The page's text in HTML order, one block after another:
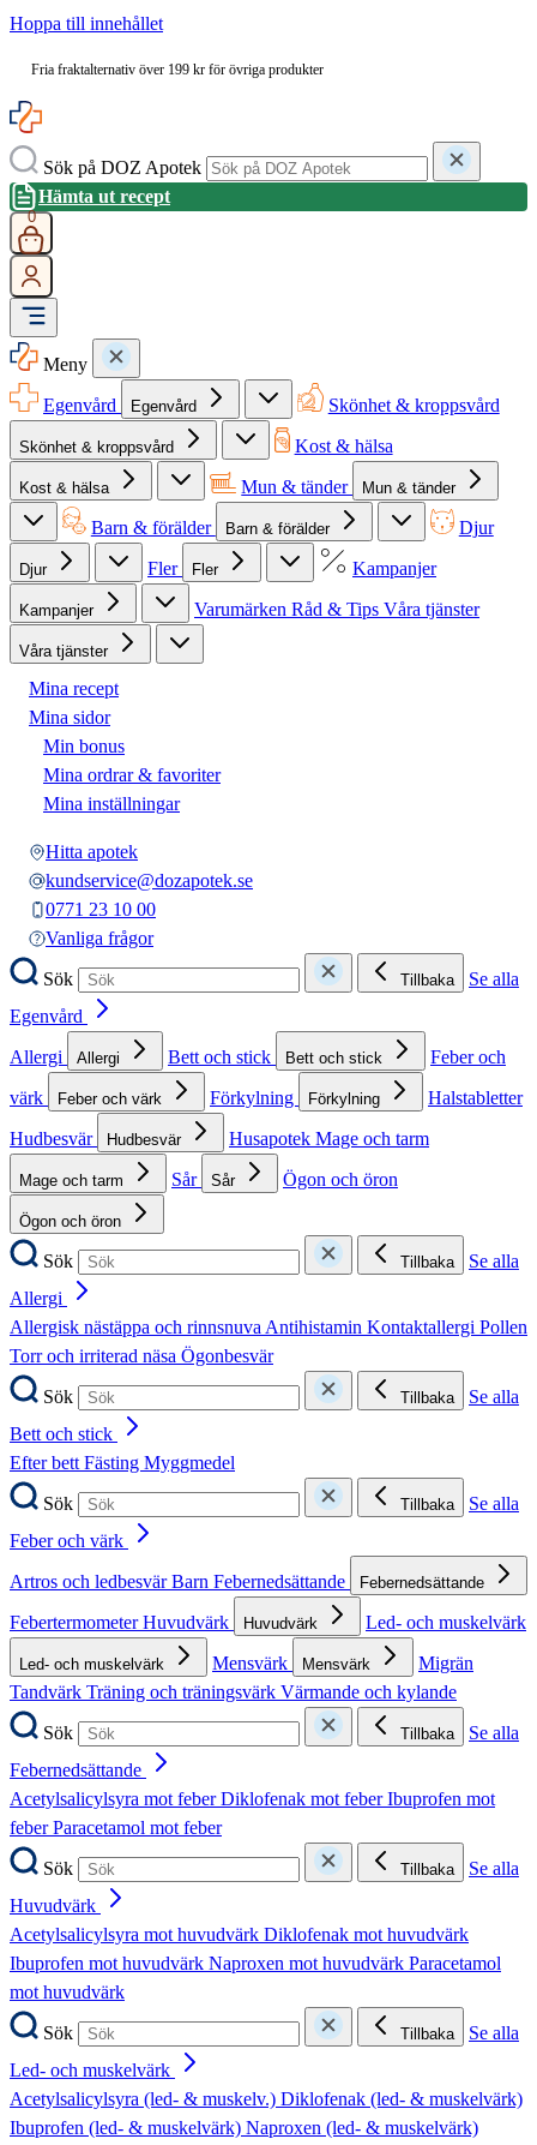
Hoppa till innehållet
Fria fraktalternativ över 199 kr för övriga produkter
Sök på DOZ Apotek
Hämta ut recept
0
Meny
Egenvård
Egenvård Skönhet & kroppsvård
Skönhet & kroppsvård Kost & hälsa
Kost & hälsa Mun & tänder Mun & tänder
Barn & förälder Barn & förälder Djur
Djur Fler Fler Kampanjer
Kampanjer Varumärken Råd & Tips Våra tjänster
Våra tjänster
Mina recept
Mina sidor
Min bonus
Mina ordrar & favoriter
Mina inställningar
Hitta apotek
kundservice@dozapotek.se
0771 23 10 00
Vanliga frågor
Sök
Tillbaka
Se alla
Egenvård
Allergi
Allergi Bett och stick Bett och stick
Feber och
värk
Feber och värk Förkylning Förkylning
Halstabletter
Hudbesvär
Hudbesvär Husapotek Mage och tarm
Mage och tarm Sår Sår Ögon och öron
Ögon och öron
Sök Tillbaka
Se alla
Allergi
Allergisk nästäppa och rinnsnuvaAntihistamin Kontaktallergi Pollen
Torr och irriterad näsa Ögonbesvär
Sök
Tillbaka
Se alla
Bett och stick
Efter bettFästing Myggmedel
Sök
Tillbaka
Se alla
Feber och värk
Artros och ledbesvärBarn Febernedsättande Febernedsättande
FebertermometerHuvudvärk Huvudvärk Led- och muskelvärk
Led- och muskelvärk Mensvärk Mensvärk
Migrän
Tandvärk Träning och träningsvärk Värmande och kylande
Sök
Tillbaka
Se alla
Febernedsättande
Acetylsalicylsyra mot feberDiklofenak mot feberIbuprofen mot
feberParacetamol mot feber
Sök
Tillbaka
Se alla
Huvudvärk
Acetylsalicylsyra mot huvudvärk Diklofenak mot huvudvärk
Ibuprofen mot huvudvärk Naproxen mot huvudvärk Paracetamol
mot huvudvärk
Sök
Tillbaka
Se alla
Led- och muskelvärk
Acetylsalicylsyra (led- & muskelv.) Diklofenak (led- & muskelvärk)
Ibuprofen (led- & muskelvärk) Naproxen (led- & muskelvärk)